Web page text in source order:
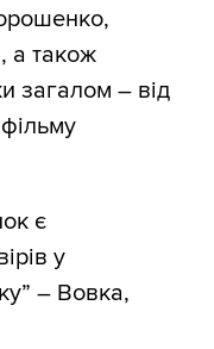
а також
загалом – від
є
у
– Вовка,